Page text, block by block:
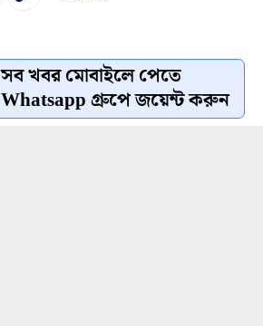
সব খবর মোবাইলে পেতে
Whatsapp গ্রুপে জয়েন্ট করুন